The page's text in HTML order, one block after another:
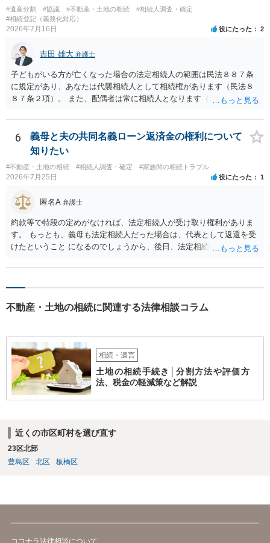
ないということでしょうか。遺言で、受取を指定されててもいらない
と拒否することはできます。理由を説明する必要はありません。
#遺産分割 #協議 #不動産・土地の相続
#相続人調査・確定
#相続登記（義務化対応）
2026年7月16日 役にたった 2
吉田 雄大 弁護士
子どもがいる方が亡くなった場合の法定相続人の範囲は民法８８７条
に規定があり、あなたは代襲相続人として相続権があります（民法８
８７条２項）。 また、配偶者は常に相続人となります（民法８９０
も相続権があります。つまり、孫５人に加えて「おじ又はおば」にも
相続権がある可能性があります。
6
義母と夫の共同名義ローン返済金の権利について
知りたい
#不動産・土地の相続 #相続人調査・確定 #家族間の相続トラブル
2026年7月25日 役にたった 1
匿名A 弁護士
約款等で特段の定めがなければ、法定相続人が受け取り権利がありま
す。 もっとも、義母も法定相続人だった場合は、代表として返還を受
けたということ になるのでしょうから、後日、法定相続分に基づいて
不動産・土地の相続に関連する法律相談コラム
相続・遺言
土地の相続手続き│分割方法や評価方
法、税金の軽減策など解説
近くの市区町村を選び直す
23区北部
豊島区
北区 板橋区
ココナラ法律相談について